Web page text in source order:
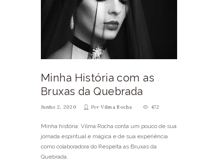
Minha História com as
Bruxas da Quebrada
Junho 2, 2020 PorVilma Rocha 472
Minha história: Vilma Rocha conta um pouco de sua
jornada espiritual e mágica e de sua experiência
como colaboradora do Respeita as Bruxas da
Quebrada.